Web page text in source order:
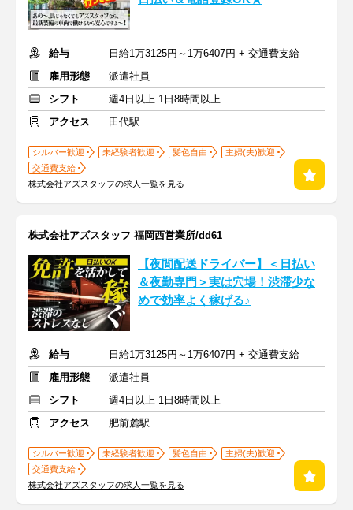
給与
日給1万3125円～1万6407円 + 交通費支給
雇用形態
派遣社員
シフト
週4日以上 1日8時間以上
アクセス
田代駅
シルバー歓迎 未経験者歓迎 髪色自由
主婦(夫)歓迎
交通費支給
株式会社アズスタッフの求人一覧を見る
株式会社アズスタッフ 福岡西営業所/dd61
【夜間配送ドライバー】＜日払い
＆夜勤専門＞実は穴場！渋滞少な
めで効率よく稼げる♪
給与
日給1万3125円～1万6407円 + 交通費支給
雇用形態
派遣社員
シフト
週4日以上 1日8時間以上
アクセス
肥前麓駅
シルバー歓迎 未経験者歓迎 髪色自由
主婦(夫)歓迎
交通費支給
株式会社アズスタッフの求人一覧を見る